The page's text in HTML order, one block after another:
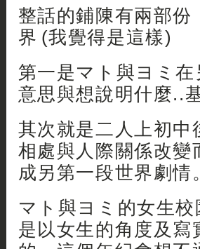
整話的鋪陳有兩部
界 (我覺得是這樣)
第一是マト與ヨミ
意思與想說明什麼..
其次就是二人上初
相處與人際關係改
成另第一段世界劇情
マト與ヨミ的女生
是以女生的角度及